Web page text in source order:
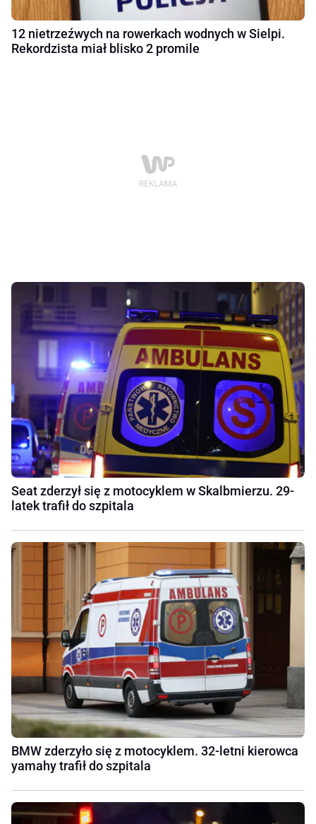
12 nietrzeźwych na rowerkach wodnych w Sielpi.
Rekordzista miał blisko 2 promile
Seat zderzył się z motocyklem w Skalbmierzu. 29-
latek trafił do szpitala
BMW zderzyło się z motocyklem. 32-letni kierowca
yamahy trafił do szpitala